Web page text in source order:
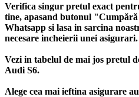
Verifica singur pretul exact
tine, apasand butonul
Whatsapp si lasa in sarcina
necesare incheierii unei asigurari.
Vezi in tabelul de mai jos pretul
Audi S6.
Alege cea mai ieftina asigurare